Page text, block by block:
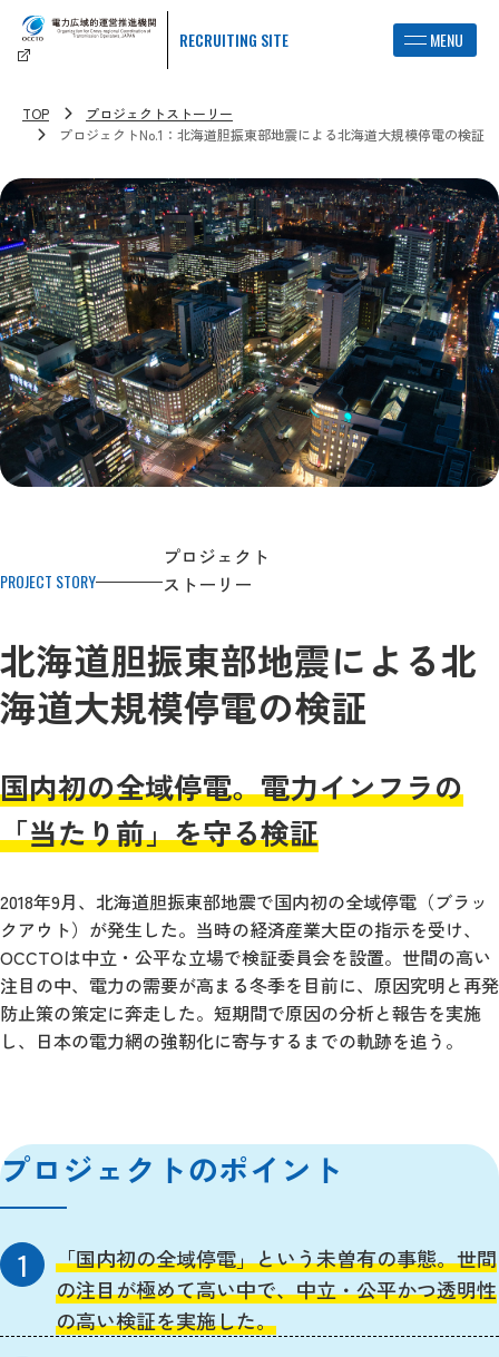
RECRUITING SITE
TOP
プロジェクトストーリー
プロジェクトNo.1：北海道胆振東部地震による北海道大規模停電の検証
PROJECT STORY
プロジェクト
ストーリー
北海道胆振東部地震による北
海道大規模停電の検証
国内初の全域停電。電力インフラの
「当たり前」を守る検証
2018年9月、北海道胆振東部地震で国内初の全域停電（ブラッ
クアウト）が発生した。当時の経済産業大臣の指示を受け、
OCCTOは中立・公平な立場で検証委員会を設置。世間の高い
注目の中、電力の需要が高まる冬季を目前に、原因究明と再発
防止策の策定に奔走した。短期間で原因の分析と報告を実施
し、日本の電力網の強靭化に寄与するまでの軌跡を追う。
プロジェクトのポイント
「国内初の全域停電」という未曽有の事態。世間
の注目が極めて高い中で、中立・公平かつ透明性
の高い検証を実施した。